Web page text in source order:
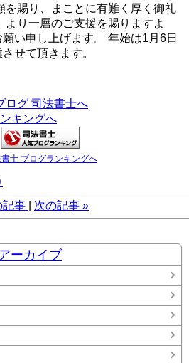
を賜り、まことに有難く厚く御礼
より一層のご支援を賜りますよ
い申し上げます。 年始は1月6日
せて頂きます。
キングへ
士 ブログランキングへ
記事 次の記事 »
ーカイブ